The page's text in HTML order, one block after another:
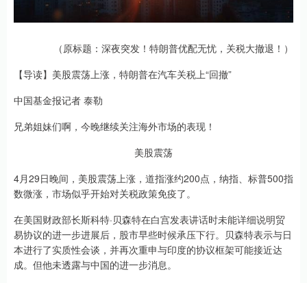
（原标题：深夜突发！特朗普优配无忧，关税大撤退！）
【导读】美股震荡上涨，特朗普在汽车关税上“回撤”
中国基金报记者 泰勒
兄弟姐妹们啊，今晚继续关注海外市场的表现！
美股震荡
4月29日晚间，美股震荡上涨，道指涨约200点，纳指、标普500指
数微涨，市场似乎开始对关税政策免疫了。
在美国财政部长斯科特·贝森特在白宫发表讲话时未能详细说明贸
易协议的进一步进展后，股市早些时候承压下行。贝森特表示与日
本进行了实质性会谈，并再次重申与印度的协议框架可能接近达
成。但他未透露与中国的进一步消息。